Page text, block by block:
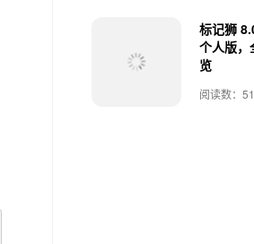
标记狮
个人版，
览
阅读数：